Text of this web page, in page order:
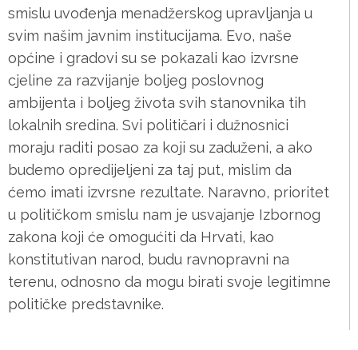
smislu uvođenja menadžerskog upravljanja u
svim našim javnim institucijama. Evo, naše
općine i gradovi su se pokazali kao izvrsne
cjeline za razvijanje boljeg poslovnog
ambijenta i boljeg života svih stanovnika tih
lokalnih sredina. Svi političari i dužnosnici
moraju raditi posao za koji su zaduženi, a ako
budemo opredijeljeni za taj put, mislim da
ćemo imati izvrsne rezultate. Naravno, prioritet
u političkom smislu nam je usvajanje Izbornog
zakona koji će omogućiti da Hrvati, kao
konstitutivan narod, budu ravnopravni na
terenu, odnosno da mogu birati svoje legitimne
političke predstavnike.